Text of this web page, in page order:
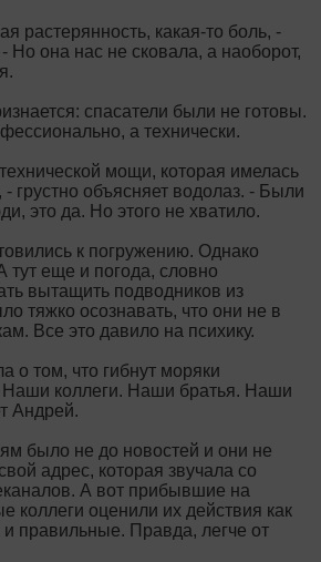
растерянность, какая-то боль, -
Но она нас не сковала, а наоборот,
спасатели были не готовы.
а технически.
мощи, которая имелась
грустно объясняет водолаз. - Были
это да. Но этого не хватило.
к погружению. Однако
еще и погода, словно
вытащить подводников из
тяжко осознавать, что они не в
Все это давило на психику.
о том, что гибнут моряки
Наши коллеги. Наши братья. Наши
Андрей.
было не до новостей и они не
адрес, которая звучала со
А вот прибывшие на
коллеги оценили их действия как
правильные. Правда, легче от